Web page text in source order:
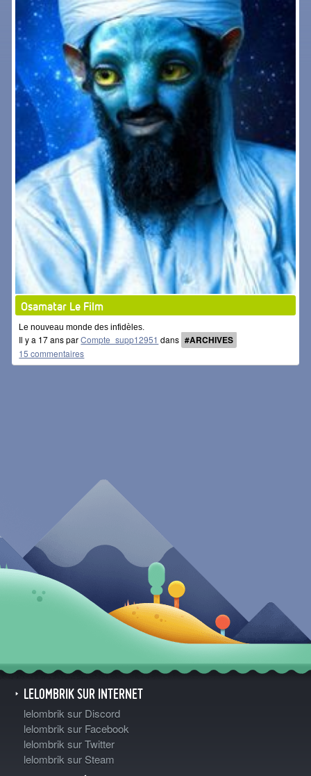
Osamatar Le Film
Le nouveau monde des infidèles.
Il y a 17 ans parCompte_supp12951 dans #ARCHIVES
15 commentaires
LELOMBRIK SUR INTERNET
lelombrik sur Discord
lelombrik sur Facebook
lelombrik sur Twitter
lelombrik sur Steam